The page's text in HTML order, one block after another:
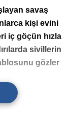
savaş
kişi evini
iç göçün hızla
sivillerin
gözler